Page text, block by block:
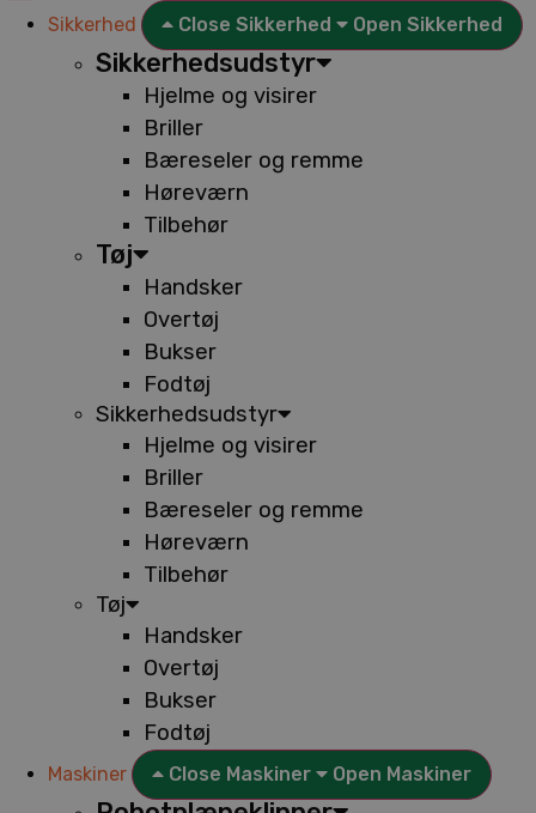
Sikkerhed Close Sikkerhed Open Sikkerhed
Sikkerhedsudstyr
Hjelme og visirer
Briller
Bæreseler og remme
Høreværn
Tilbehør
Tøj
Handsker
Overtøj
Bukser
Fodtøj
Sikkerhedsudstyr
Hjelme og visirer
Briller
Bæreseler og remme
Høreværn
Tilbehør
Tøj
Handsker
Overtøj
Bukser
Fodtøj
Maskiner Close Maskiner Open Maskiner